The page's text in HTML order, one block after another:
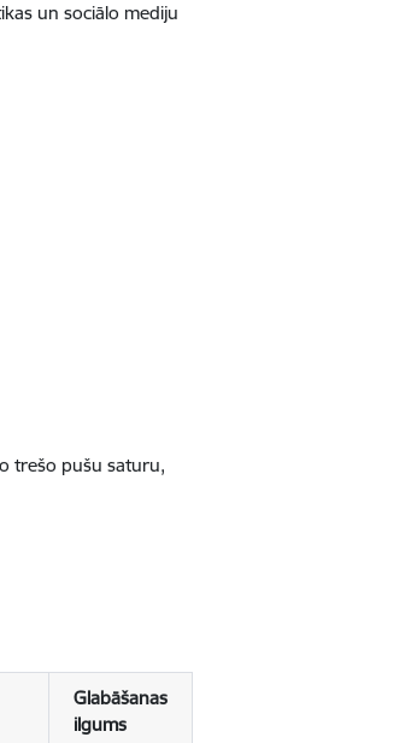
un sociālo mediju
trešo pušu saturu,
Glabāšanas
ilgums